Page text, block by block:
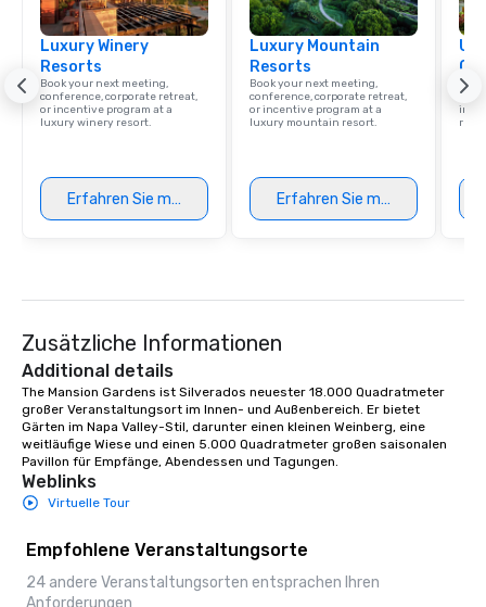
Luxury Winery
Resorts
Book your next meeting,
conference, corporate retreat,
or incentive program at a
luxury winery resort.
Erfahren Sie mehr
Luxury Mountain
Resorts
Book your next meeting,
conference, corporate retreat,
or incentive program at a
luxury mountain resort.
Erfahren Sie mehr
Find
Zusätzliche Informationen
Additional details
The Mansion Gardens ist Silverados neuester 18.000 Quadratmeter
großer Veranstaltungsort im Innen- und Außenbereich. Er bietet
Gärten im Napa Valley-Stil, darunter einen kleinen Weinberg, eine
weitläufige Wiese und einen 5.000 Quadratmeter großen saisonalen
Pavillon für Empfänge, Abendessen und Tagungen.
Weblinks
Virtuelle Tour
Empfohlene Veranstaltungsorte
24 andere Veranstaltungsorten entsprachen Ihren
Anforderungen